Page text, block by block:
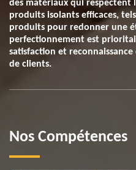
des matériaux qui respectent
produits isolants efficaces,
produits pour redonner une
perfectionnement est
satisfaction et
de clients.
Nos Compétences